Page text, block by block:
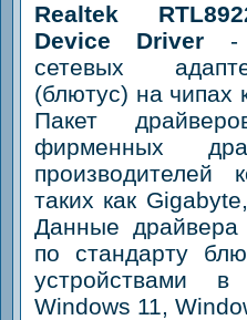
Realtek
Device Driver -
сетевых
(блютус) на чипах
Пакет
фирменных
производителей
таких как
Данные драйвера
по стандарту
устройствами в
Windows 11,